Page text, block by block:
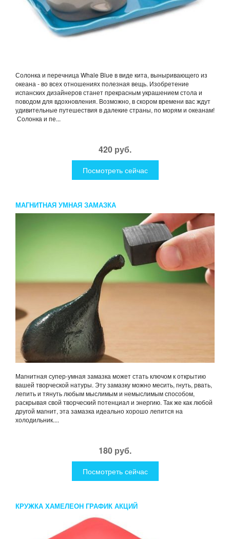
Солонка и перечница Whale Blue в виде кита, выныривающего из
океана - во всех отношениях полезная вещь. Изобретение
испанских дизайнеров станет прекрасным украшением стола и
поводом для вдохновления. Возможно, в скором времени вас ждут
удивительные путешествия в далекие страны, по морям и океанам!
Солонка и пе...
420 руб.
Посмотреть сейчас
МАГНИТНАЯ УМНАЯ ЗАМАЗКА
Магнитная супер-умная замазка может стать ключом к открытию
вашей творческой натуры. Эту замазку можно месить, гнуть, рвать,
лепить и тянуть любым мыслимым и немыслимым способом,
раскрывая свой творческий потенциал и энергию. Так же как любой
другой магнит, эта замазка идеально хорошо лепится на
холодильник....
180 руб.
Посмотреть сейчас
КРУЖКА ХАМЕЛЕОН ГРАФИК АКЦИЙ